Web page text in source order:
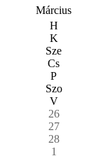
Március
H
K
Sze
Cs
P
Szo
V
26
27
28
1